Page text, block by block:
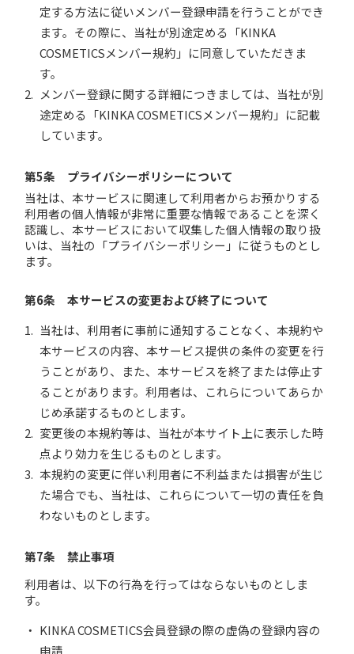
定する方法に従いメンバー登録申請を行うことができ
ます。その際に、当社が別途定める「KINKA
COSMETICSメンバー規約」に同意していただきま
す。
メンバー登録に関する詳細につきましては、当社が別
途定める「KINKA COSMETICSメンバー規約」に記載
しています。
第5条 プライバシーポリシーについて
当社は、本サービスに関連して利用者からお預かりする
利用者の個人情報が非常に重要な情報であることを深く
認識し、本サービスにおいて収集した個人情報の取り扱
いは、当社の「プライバシーポリシー」に従うものとし
ます。
第6条 本サービスの変更および終了について
当社は、利用者に事前に通知することなく、本規約や
本サービスの内容、本サービス提供の条件の変更を行
うことがあり、また、本サービスを終了または停止す
ることがあります。利用者は、これらについてあらか
じめ承諾するものとします。
変更後の本規約等は、当社が本サイト上に表示した時
点より効力を生じるものとします。
本規約の変更に伴い利用者に不利益または損害が生じ
た場合でも、当社は、これらについて一切の責任を負
わないものとします。
第7条 禁止事項
利用者は、以下の行為を行ってはならないものとしま
す。
KINKA COSMETICS会員登録の際の虚偽の登録内容の
申請